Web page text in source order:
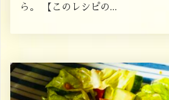
ら。 【このレシピの...